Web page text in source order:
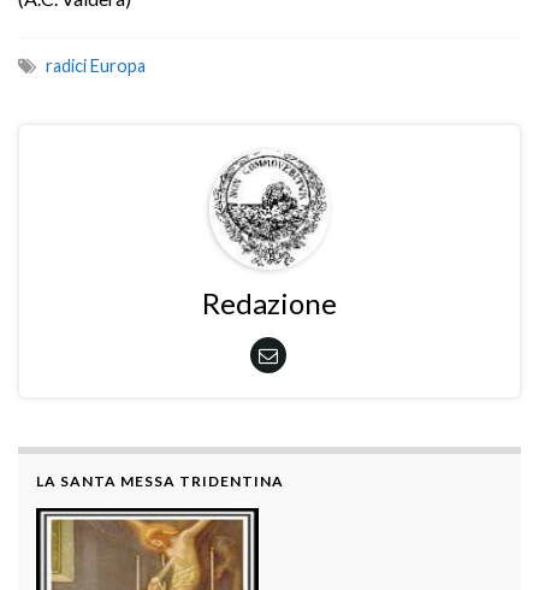
radici Europa
Redazione
LA SANTA MESSA TRIDENTINA